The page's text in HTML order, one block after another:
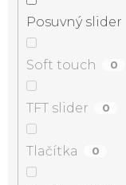
Posuvný slider
Soft touch 0
TFT slider 0
Tlačítka 0